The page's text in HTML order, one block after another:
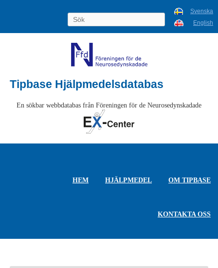
Svenska
English
Tipbase Hjälpmedelsdatabas
En sökbar webbdatabas från Föreningen för de Neurosedynskadade
HEM HJÄLPMEDEL OM TIPBASE
KONTAKTA OSS